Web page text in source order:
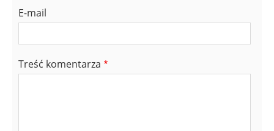
E-mail
Treść komentarza